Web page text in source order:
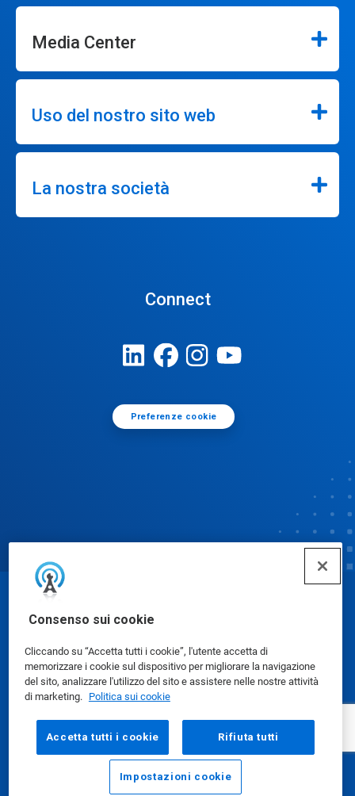
Consenso sui cookie
Cliccando su “Accetta tutti i cookie”, l'utente accetta di
memorizzare i cookie sul dispositivo per migliorare la navigazione
del sito, analizzare l'utilizzo del sito e assistere nelle nostre attività
di marketing. Politica sui cookie
Accetta tutti i cookie Rifiuta tutti
Impostazioni cookie
Media Center
Uso del nostro sito web
La nostra società
Connect
Preferenze cookie
E-mail Chiama
Schede dati di sicurezza|Informativa sulla privacy
Condizioni d'uso